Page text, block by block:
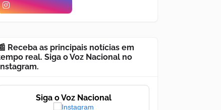
Receba as principais notícias em
real. Siga o Voz Nacional no
Siga o Voz Nacional